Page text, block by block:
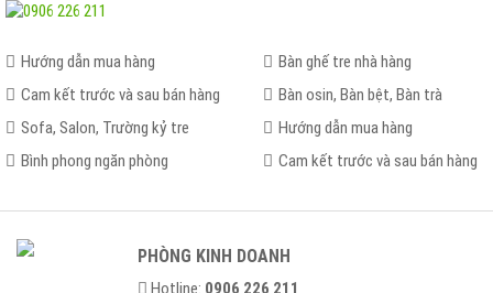
Hướng dẫn mua hàng
Cam kết trước và sau bán hàng
Bàn ghế tre nhà hàng
Bàn osin, Bàn bệt, Bàn trà
Sofa, Salon, Trường kỷ tre
Bình phong ngăn phòng
Hướng dẫn mua hàng
Cam kết trước và sau bán hàng
PHÒNG KINH DOANH
Hotline: 0906 226 211